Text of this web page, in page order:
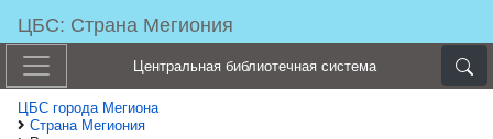
ЦБС: Страна Мегиония
Центральная библиотечная система
ЦБС города Мегиона
Страна Мегиония